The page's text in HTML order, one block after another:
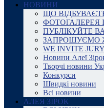
НОВИНИ
ЩО
ФОТОГАЛЕРЕЯ
ПУБЛІКУЙТЕ
ЗАПРОШУЄМО
WE INVITE
Новини Алеї
Творчі новини
Конкурси
Швидкі новини
Всі новини
АЛЕЯ ЗІРОК